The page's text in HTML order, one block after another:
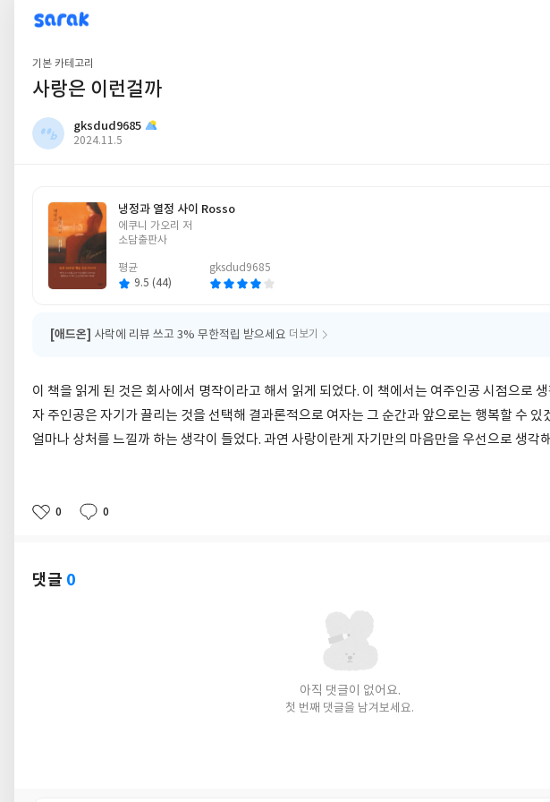
sarak
gksdud9685
기본 카테고리
사랑은 이런걸까
gksdud9685
작
2024.11.5
냉정과 열정 사이 Rosso
글
쓴
에쿠니 가오리 저
소담출판사
평균
9.5 (44)
gksdud9685
[애드온] 사락에 리뷰 쓰고 3% 무한적립 받으세요 더보기
이 책을 읽게 된 것은 회사에서 명작이라고 해서 읽게 되었다. 이 책에서는 여주인공 시점으로
자 주인공은 자기가 끌리는 것을 선택해 결과론적으로 여자는 그 순간과 앞으로는 행복할 수 있
얼마나 상처를 느낄까 하는 생각이 들었다. 과연 사랑이란게 자기만의 마음만을 우선으로 생각
좋
0
댓
0
작
댓글 0
아직 댓글이 없어요.
첫 번째 댓글을 남겨보세요.